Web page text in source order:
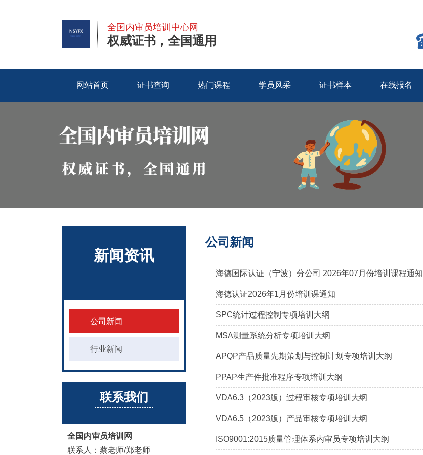
全国内审员培训中心网
权威证书，全国通用
网站首页 证书查询 热门课程 学员风采 证书样本 在线报名
新闻资讯
公司新闻
行业新闻
联系我们
全国内审员培训网
联系人：蔡老师/郑老师
公司新闻
海德国际认证（宁波）分公司 2026年07月份培训课程通知
海德认证2026年1月份培训课通知
SPC统计过程控制专项培训大纲
MSA测量系统分析专项培训大纲
APQP产品质量先期策划与控制计划专项培训大纲
PPAP生产件批准程序专项培训大纲
VDA6.3（2023版）过程审核专项培训大纲
VDA6.5（2023版）产品审核专项培训大纲
ISO9001:2015质量管理体系内审员专项培训大纲